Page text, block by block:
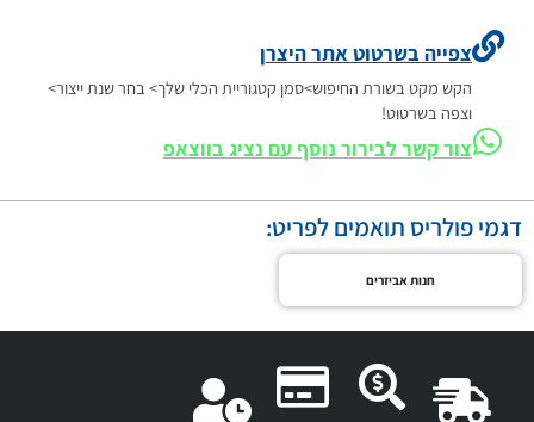
צפייה בשרטוט אתר היצרן
הקש מקט בשורת החיפוש>סמן קטגוריית הכלי שלך> בחר שנת ייצור>
וצפה בשרטוט!
צור קשר לבירור נוסף עם נציג בווצאפ
דגמי פולריס תואמים לפריט:
חנות אביזרים